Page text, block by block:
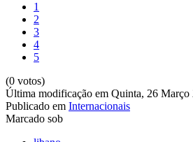
1
2
3
4
5
(0 votos)
Última modificação em Quinta, 26 Março
Publicado em Internacionais
Marcado sob